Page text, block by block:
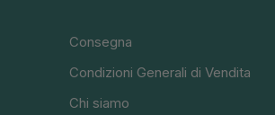
Consegna
Condizioni Generali di Vendita
Chi siamo